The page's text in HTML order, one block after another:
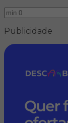
Publicidade